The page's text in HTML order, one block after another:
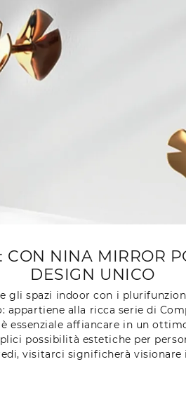
NINA MIRROR
DESIGN UNICO
gli spazi indoor con i
alla ricca serie di
essenziale affiancare in un
possibilità estetiche per
visitarci significherà